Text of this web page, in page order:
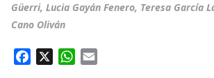
Güerri, Lucia Gayán Fenero, Teresa García
Cano Oliván
W